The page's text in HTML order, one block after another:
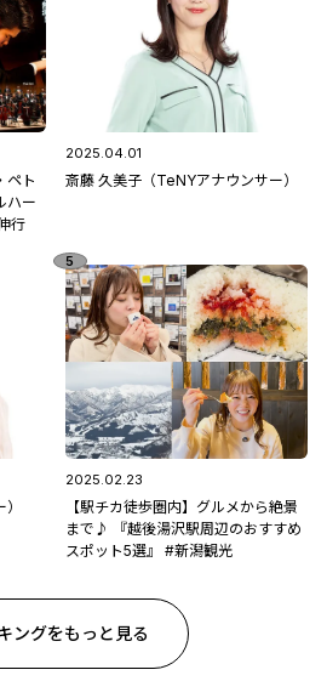
ペト
ハー
行
2025.04.01
斎藤 久美子（TeNYアナウンサー）
2025.02.23
【駅チカ徒歩圏内】グルメから絶景
まで♪ 『越後湯沢駅周辺のおすすめ
スポット5選』 #新潟観光
ングをもっと見る